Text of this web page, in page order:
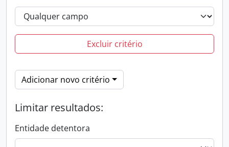
Excluir critério
Adicionar novo critério
Limitar resultados:
Entidade detentora